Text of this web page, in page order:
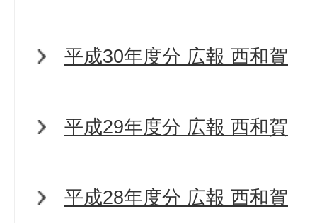
平成30年度分 広報 西和賀
平成29年度分 広報 西和賀
平成28年度分 広報 西和賀